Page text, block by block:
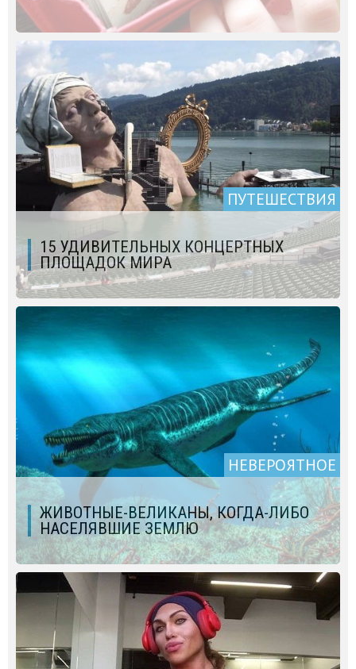
ПУТЕШЕСТВИЯ
15 УДИВИТЕЛЬНЫХ КОНЦЕРТНЫХ
ПЛОЩАДОК МИРА
НЕВЕРОЯТНОЕ
ЖИВОТНЫЕ-ВЕЛИКАНЫ, КОГДА-ЛИБО
НАСЕЛЯВШИЕ ЗЕМЛЮ